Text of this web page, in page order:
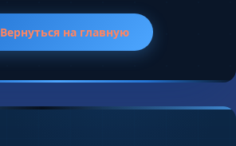
Вернуться на главную